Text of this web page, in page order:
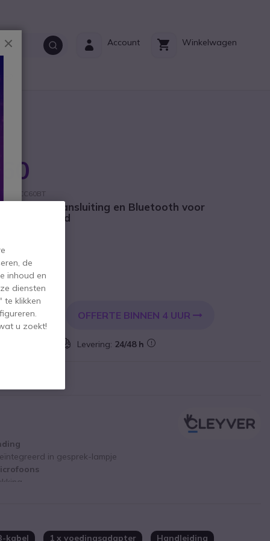
Winkelwagen
Account
ODCC60BT
met USB-aansluiting en Bluetooth voor
en altijd
BTW
OFFERTE BINNEN 4 UUR
Levering: 24/48 h
in gesprek-lampje
kabel 1 x voedingsadapter Handleiding
de
inhoud en
diensten
te klikken
u zoekt!